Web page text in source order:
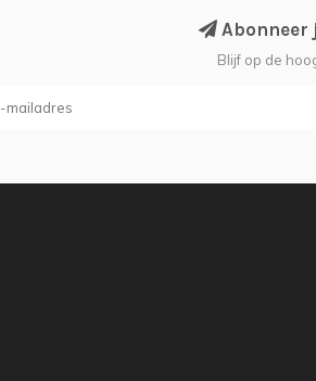
Abonneer
Blijf op de